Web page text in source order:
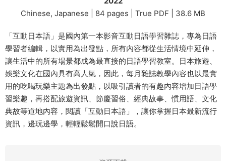
Chinese, Japanese | 84 pages | True PDF | 38.6 MB
「互動日本語」是國內第一本影音互動日語學習雜誌，專為日語
學習者編輯，以實用為出發點，所有內容都從生活情境中延伸，
讓生活中的所有場景都成為最直接的日語學習教室。日本旅遊、
娛樂文化在國內具有高人氣，因此，每月雜誌教學內容也以最實
用的吃喝玩樂主題為出發點，以吸引讀者的有趣內容增加日語學
習樂趣，再搭配旅遊資訊、節慶習俗、經典故事、慣用語、文化
典故等道地內容，閱讀「互動日本語」，讓你掌握日本最新流行
資訊，邊玩邊學，輕輕鬆鬆開口說日語。